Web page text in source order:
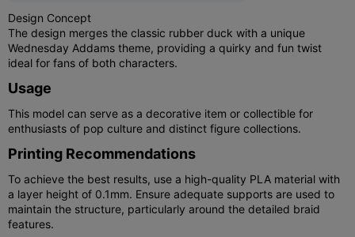
id=689c73036019a6ddc76d7489
&type=1
Design Concept
The design merges the classic rubber duck with a unique
Wednesday Addams theme, providing a quirky and fun twist
ideal for fans of both characters.
Usage
This model can serve as a decorative item or collectible for
enthusiasts of pop culture and distinct figure collections.
Printing Recommendations
To achieve the best results, use a high-quality PLA material with
a layer height of 0.1mm. Ensure adequate supports are used to
maintain the structure, particularly around the detailed braid
features.